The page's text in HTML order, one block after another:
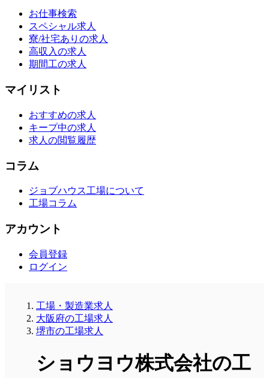
お仕事検索
スペシャル求人
寮/社宅ありの求人
高収入の求人
期間工の求人
マイリスト
おすすめの求人
キープ中の求人
求人の閲覧履歴
コラム
ジョブハウス工場について
工場コラム
アカウント
会員登録
ログイン
工場・製造業求人
大阪府の工場求人
堺市の工場求人
ショウヨウ株式会社の工